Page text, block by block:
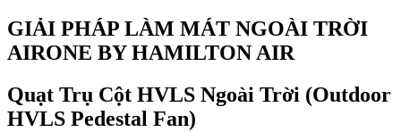
GIẢI PHÁP LÀM MÁT NGOÀI TRỜI
AIRONE BY HAMILTON AIR
Quạt Trụ Cột HVLS Ngoài Trời (Outdoor
HVLS Pedestal Fan)